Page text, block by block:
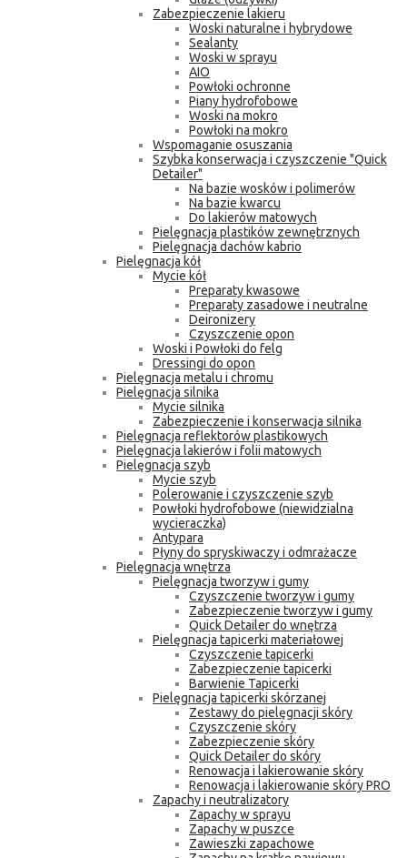
Zabezpieczenie lakieru
Woski naturalne i hybrydowe
Sealanty
Woski w sprayu
AIO
Powłoki ochronne
Piany hydrofobowe
Woski na mokro
Powłoki na mokro
Wspomaganie osuszania
Szybka konserwacja i czyszczenie "Quick
Detailer"
Na bazie wosków i polimerów
Na bazie kwarcu
Do lakierów matowych
Pielęgnacja plastików zewnętrznych
Pielęgnacja dachów kabrio
Pielęgnacja kół
Mycie kół
Preparaty kwasowe
Preparaty zasadowe i neutralne
Deironizery
Czyszczenie opon
Woski i Powłoki do felg
Dressingi do opon
Pielęgnacja metalu i chromu
Pielęgnacja silnika
Mycie silnika
Zabezpieczenie i konserwacja silnika
Pielęgnacja reflektorów plastikowych
Pielęgnacja lakierów i folii matowych
Pielęgnacja szyb
Mycie szyb
Polerowanie i czyszczenie szyb
Powłoki hydrofobowe (niewidzialna
wycieraczka)
Antypara
Płyny do spryskiwaczy i odmrażacze
Pielęgnacja wnętrza
Pielęgnacja tworzyw i gumy
Czyszczenie tworzyw i gumy
Zabezpieczenie tworzyw i gumy
Quick Detailer do wnętrza
Pielęgnacja tapicerki materiałowej
Czyszczenie tapicerki
Zabezpieczenie tapicerki
Barwienie Tapicerki
Pielęgnacja tapicerki skórzanej
Zestawy do pielęgnacji skóry
Czyszczenie skóry
Zabezpieczenie skóry
Quick Detailer do skóry
Renowacja i lakierowanie skóry
Renowacja i lakierowanie skóry PRO
Zapachy i neutralizatory
Zapachy w sprayu
Zapachy w puszce
Zawieszki zapachowe